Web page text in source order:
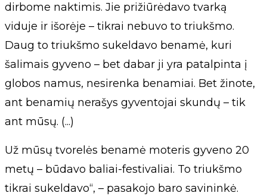
dirbome naktimis. Jie prižiūrėdavo tvarką
viduje ir išorėje – tikrai nebuvo to triukšmo.
Daug to triukšmo sukeldavo benamė, kuri
šalimais gyveno – bet dabar ji yra patalpinta į
globos namus, nesirenka benamiai. Bet žinote,
ant benamių nerašys gyventojai skundų – tik
ant mūsų. (...)
Už mūsų tvorelės benamė moteris gyveno 20
metų – būdavo baliai-festivaliai. To triukšmo
tikrai sukeldavo“, – pasakojo baro savininkė.